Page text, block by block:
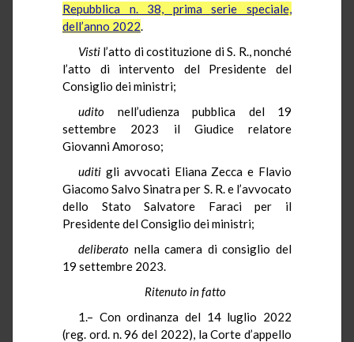
Repubblica n. 38, prima serie speciale,
dell’anno 2022.
Visti l’atto di costituzione di S. R., nonché
l’atto di intervento del Presidente del
Consiglio dei ministri;
udito nell’udienza pubblica del 19
settembre 2023 il Giudice relatore
Giovanni Amoroso;
uditi gli avvocati Eliana Zecca e Flavio
Giacomo Salvo Sinatra per S. R. e l’avvocato
dello Stato Salvatore Faraci per il
Presidente del Consiglio dei ministri;
deliberato nella camera di consiglio del
19 settembre 2023.
Ritenuto in fatto
1.– Con ordinanza del 14 luglio 2022
(reg. ord. n. 96 del 2022), la Corte d’appello